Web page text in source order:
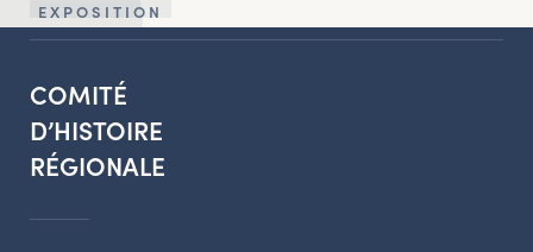
EXPOSITION
COMITÉ
D’HISTOIRE
RÉGIONALE